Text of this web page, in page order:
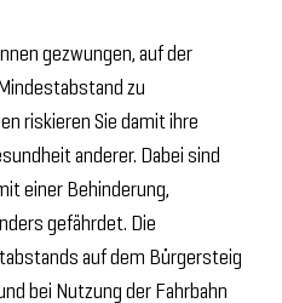
gezwungen, auf der
zu
riskieren Sie damit ihre
anderer. Dabei sind
einer Behinderung,
gefährdet. Die
auf dem Bürgersteig
bei Nutzung der Fahrbahn